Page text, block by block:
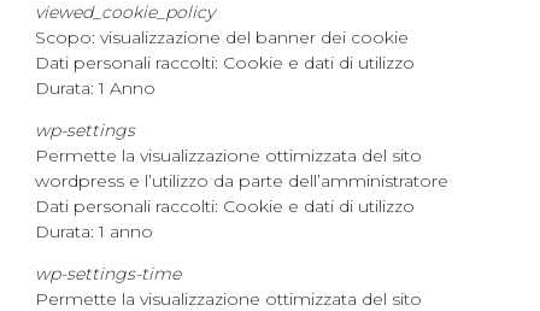
viewed_cookie_policy
Scopo: visualizzazione del banner dei cookie
Dati personali raccolti: Cookie e dati di utilizzo
Durata: 1 Anno
wp-settings
Permette la visualizzazione ottimizzata del sito
wordpress e l’utilizzo da parte dell’amministratore
Dati personali raccolti: Cookie e dati di utilizzo
Durata: 1 anno
wp-settings-time
Permette la visualizzazione ottimizzata del sito